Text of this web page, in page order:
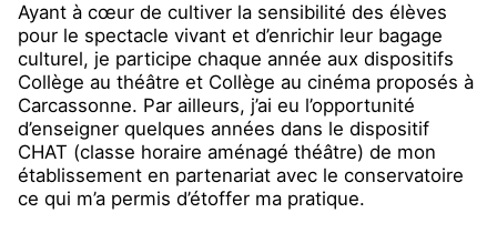
Ayant à cœur de cultiver la sensibilité des élèves
pour le spectacle vivant et d’enrichir leur bagage
culturel, je participe chaque année aux dispositifs
Collège au théâtre et Collège au cinéma proposés à
Carcassonne. Par ailleurs, j’ai eu l’opportunité
d’enseigner quelques années dans le dispositif
CHAT (classe horaire aménagé théâtre) de mon
établissement en partenariat avec le conservatoire
ce qui m’a permis d’étoffer ma pratique.